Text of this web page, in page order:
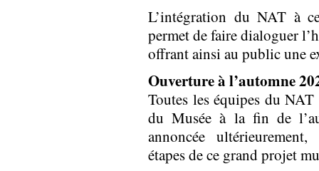
L’intégration du NAT à
permet de faire dialoguer
offrant ainsi au public une
Ouverture à l’automne
Toutes les équipes du
du Musée à la fin de
annoncée
étapes de ce grand projet